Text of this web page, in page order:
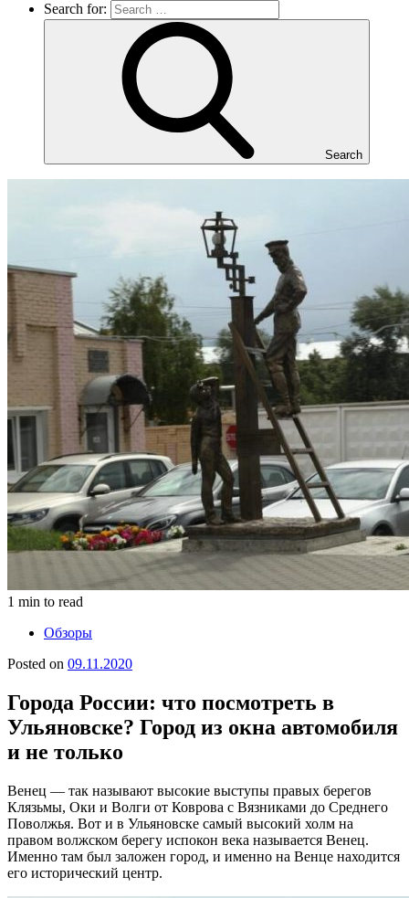
Search for:
Search
1 min to read
Обзоры
Posted on 09.11.2020
Города России: что посмотреть в
Ульяновске? Город из окна автомобиля
и не только
Венец — так называют высокие выступы правых берегов
Клязьмы, Оки и Волги от Коврова с Вязниками до Среднего
Поволжья. Вот и в Ульяновске самый высокий холм на
правом волжском берегу испокон века называется Венец.
Именно там был заложен город, и именно на Венце находится
его исторический центр.